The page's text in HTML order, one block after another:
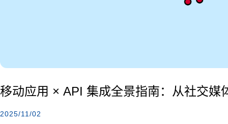
移动应用 × API 集成全景指南：从社交媒
2025/11/02